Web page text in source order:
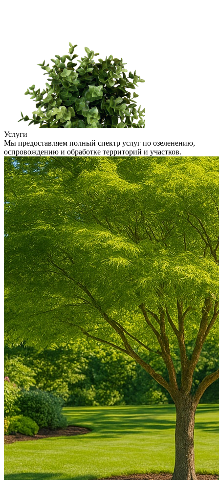
Услуги
Мы предоставляем полный спектр услуг по озеленению,
оспровождению и обработке территорий и участков.